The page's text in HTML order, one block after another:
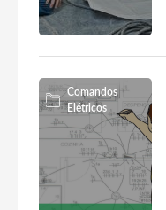
Comandos
Elétricos